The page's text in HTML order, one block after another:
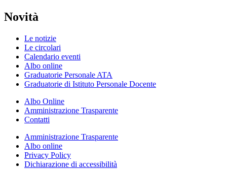
Novità
Le notizie
Le circolari
Calendario eventi
Albo online
Graduatorie Personale ATA
Graduatorie di Istituto Personale Docente
Albo Online
Amministrazione Trasparente
Contatti
Amministrazione Trasparente
Albo online
Privacy Policy
Dichiarazione di accessibilità